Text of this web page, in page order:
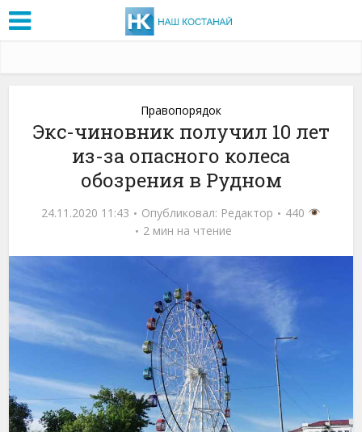
Правопорядок
Экс-чиновник получил 10 лет
из-за опасного колеса
обозрения в Рудном
24.11.2020 11:43 Опубликовал: Редактор
440
2 мин на чтение